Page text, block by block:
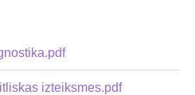
izteiksmes.pdf